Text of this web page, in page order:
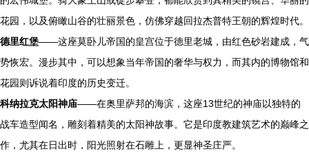
花园，以及俯瞰山谷的壮丽景色，仿佛穿越回拉杰普特王朝的辉煌时代。
德里红堡——这座莫卧儿帝国的皇宫位于德里老城，由红色砂岩建成，气
势恢宏。漫步其中，可以想象当年帝国的奢华与权力，而其内的博物馆和
花园则诉说着印度的历史变迁。
科纳拉克太阳神庙——在奥里萨邦的海滨，这座13世纪的神庙以独特的
战车造型闻名，雕刻着精美的太阳神故事。它是印度教建筑艺术的巅峰之
作，尤其在日出时，阳光照射在石雕上，更显神圣庄严。